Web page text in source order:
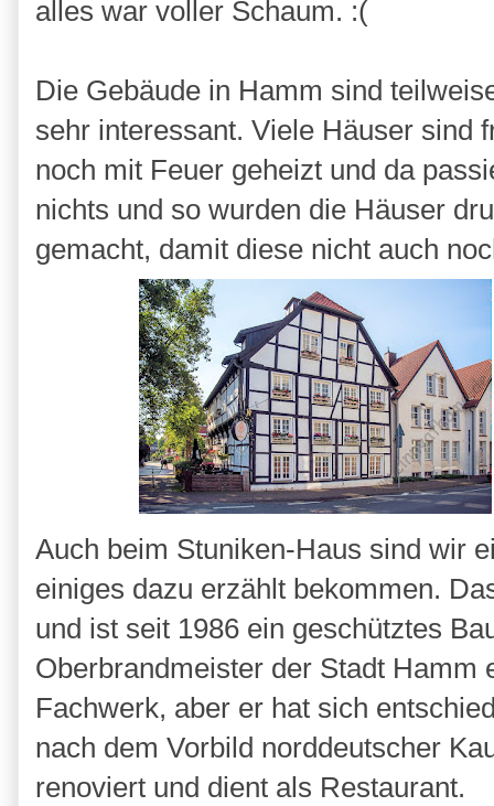
alles war voller Schaum. :(
Die Gebäude in Hamm sind
sehr interessant. Viele Häuser sind
noch mit Feuer geheizt und da
nichts und so wurden die Häuser
gemacht, damit diese nicht auch
Auch beim Stuniken-Haus sind wir
einiges dazu erzählt bekommen.
und ist seit 1986 ein geschütztes
Oberbrandmeister der Stadt Hamm
Fachwerk, aber er hat sich
nach dem Vorbild norddeutscher
renoviert und dient als Restaurant.